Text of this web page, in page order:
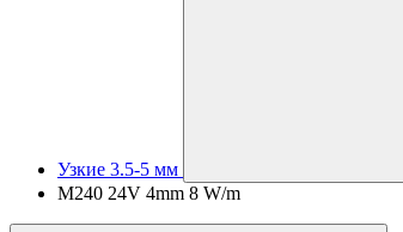
Узкие 3.5-5 мм
M240 24V 4mm 8 W/m